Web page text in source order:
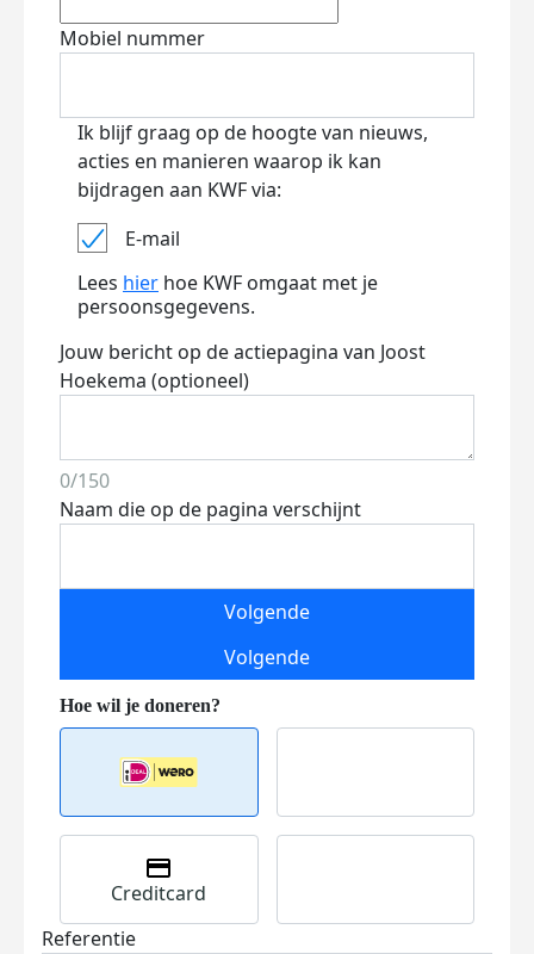
Mobiel nummer
Ik blijf graag op de hoogte van nieuws,
acties en manieren waarop ik kan
bijdragen aan KWF via:
E-mail
Lees hier hoe KWF omgaat met je
persoonsgegevens.
Jouw bericht op de actiepagina van Joost
Hoekema (optioneel)
0/150
Naam die op de pagina verschijnt
Volgende
Volgende
Creditcard
Referentie